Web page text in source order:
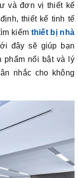
và đơn vị thiết kế
thiết kế tinh tế
kiếm thiết bị nhà
đây sẽ giúp bạn
phẩm nổi bật và lý
nhắc cho không